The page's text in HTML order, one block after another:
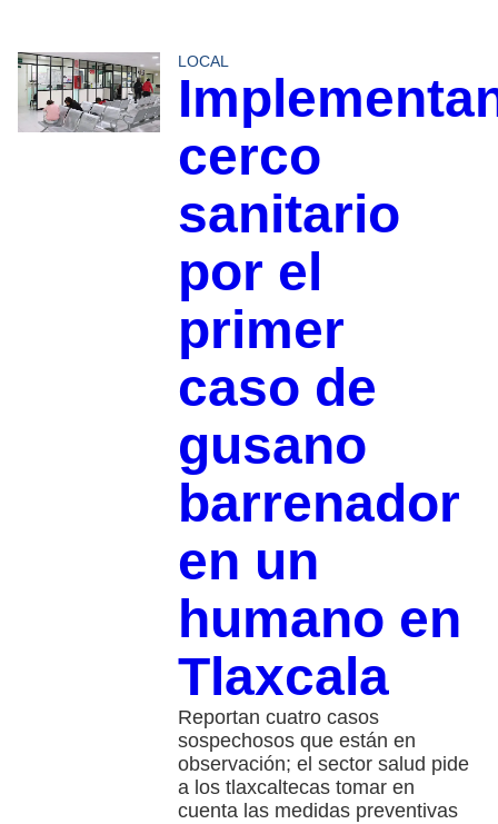
LOCAL
cerco
sanitario
por el
primer
caso de
gusano
barrenador
en un
humano en
Tlaxcala
Reportan cuatro casos
sospechosos que están en
observación; el sector salud pide
a los tlaxcaltecas tomar en
cuenta las medidas preventivas